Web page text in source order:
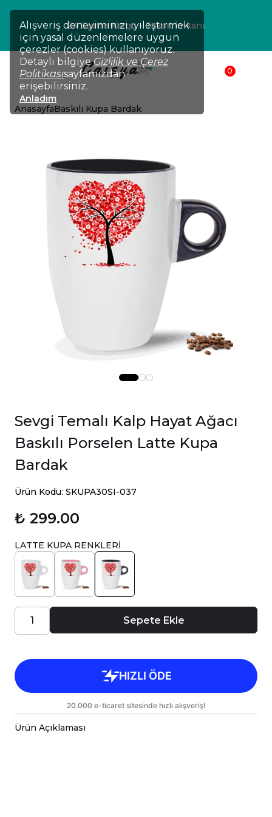
Alışveriş deneyiminizi iyileştirmek
için yasal düzenlemelere uygun
çerezler (cookies) kullanıyoruz.
Detaylı bilgiye Gizlilik ve Çerez
Politikasısayfamızdan
erişebilirsiniz.
Anladım
24 Saatte Kargo - Taksit İmkanı
0
AnasayfaBaskılı Kupa Bardak
Sevgi Temalı Kalp Hayat Ağacı
Baskılı Porselen Latte Kupa
Bardak
Ürün Kodu: SKUPA30SI-037
₺ 299.00
LATTE KUPA RENKLERİ
Sepete Ekle
Ürün Açıklaması